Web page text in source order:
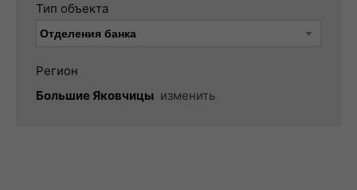
Тип объекта
Регион
Большие Яковчицы изменить